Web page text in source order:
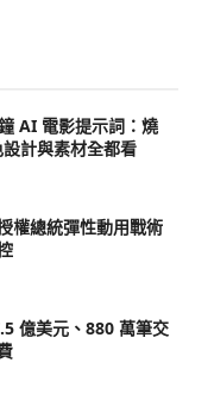
AI 電影提示詞：燒
計與素材全都看
權總統彈性動用戰術
億美元、880 萬筆交